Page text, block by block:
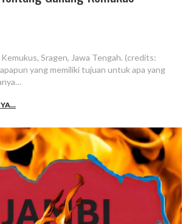
Sragen, Jawa Tengah. (credits:
yang memiliki tujuan untuk apa yang